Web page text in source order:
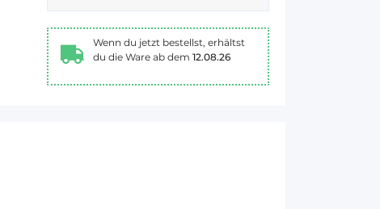
Wenn du jetzt bestellst, erhältst
du die Ware ab dem 12.08.26